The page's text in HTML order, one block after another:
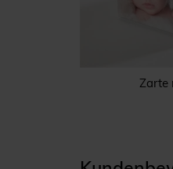
Zarte